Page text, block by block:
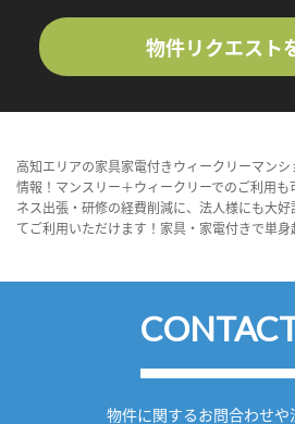
物件リクエスト
高知エリアの家具家電付きウィークリーマン
情報！マンスリー＋ウィークリーでのご利用
ネス出張・研修の経費削減に、法人様にも大
てご利用いただけます！家具・家電付きで単身
物件に関するお問合わせや